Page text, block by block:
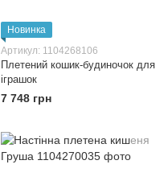
Новинка
Артикул: 1104268106
Плетений кошик-будиночок для
іграшок
7 748 грн